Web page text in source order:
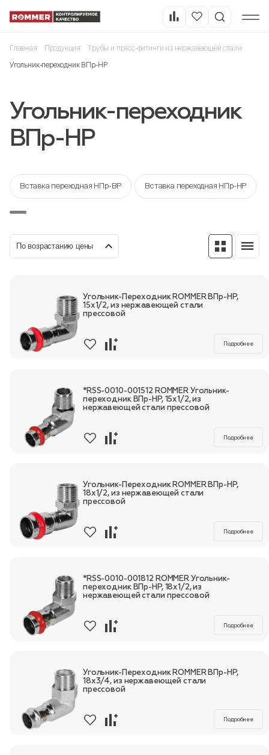
Пн-Пт, 9:00—18:00
Главная Продукция Трубы и пресс-фитинги из нержавеющей стали
Угольник-переходник ВПр-НР
Угольник-переходник
ВПр-НР
Вставка переходная НПр-ВР Вставка переходная НПр-НР
По возрастанию цены
Подробнее
Угольник-Переходник ROMMER ВПр-НР,
15х1/2, из нержавеющей стали
прессовой
Подробнее
*RSS-0010-001512 ROMMER Угольник-
переходник ВПр-НР, 15х1/2, из
нержавеющей стали прессовой
Подробнее
Угольник-Переходник ROMMER ВПр-НР,
18х1/2, из нержавеющей стали
прессовой
Подробнее
*RSS-0010-001812 ROMMER Угольник-
переходник ВПр-НР, 18х1/2, из
нержавеющей стали прессовой
Подробнее
Угольник-Переходник ROMMER ВПр-НР,
18х3/4, из нержавеющей стали
прессовой